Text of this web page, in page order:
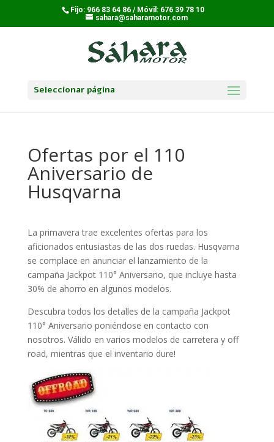
Fijo: 966 83 64 86 / Móvil: 676 39 78 10
sahara@saharamotor.com
Seleccionar página
Ofertas por el 110
Aniversario de
Husqvarna
La primavera trae excelentes ofertas para los
aficionados entusiastas de las dos ruedas. Husqvarna
se complace en anunciar el lanzamiento de la
campaña Jackpot 110° Aniversario, que incluye hasta
30% de ahorro en algunos modelos.
Descubra todos los detalles de la campaña Jackpot
110° Aniversario poniéndose en contacto con
nosotros. Válido en varios modelos de carretera y off
road, mientras que el inventario dure!